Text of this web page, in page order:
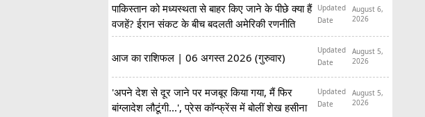
पाकिस्तान को मध्यस्थता से बाहर किए जाने के पीछे क्या हैं
वजहें? ईरान संकट के बीच बदलती अमेरिकी रणनीति
Updated
Date
August 6,
2026
आज का राशिफल | 06 अगस्त 2026 (गुरुवार)
Updated
Date
August 5,
2026
'अपने देश से दूर जाने पर मजबूर किया गया, मैं फिर
बांग्लादेश लौटूंगी...', प्रेस कॉन्फ्रेंस में बोलीं शेख हसीना
Updated
Date
August 5,
2026